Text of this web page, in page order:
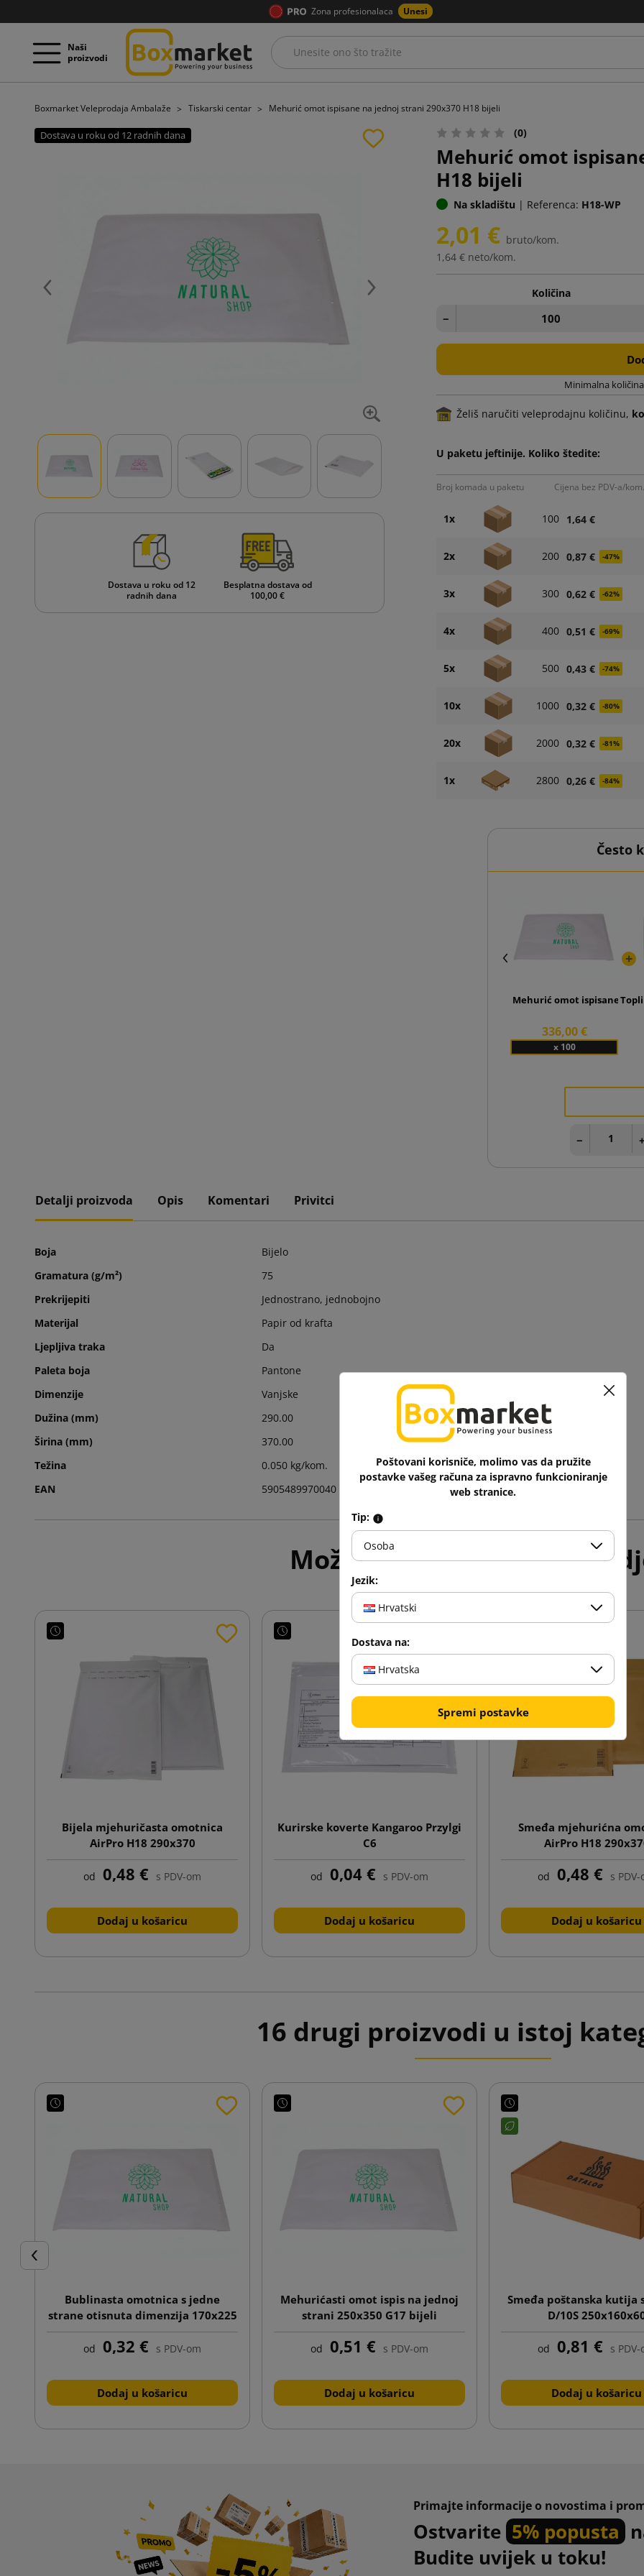
Zona profesionalaca Unesi
Naši
proizvodi
Boxmarket Veleprodaja Ambalaže Tiskarski centar Mehurić omot ispisane na jednoj strani 290x370 H18 bijeli
Dostava u roku od 12 radnih dana
Prije Dalje
Dostava u roku od 12
radnih dana
Besplatna dostava od
100,00 €
(0)
Mehurić omot
H18 bijeli
Na skladištu | Referenca: H18-WP
2,01 € bruto/kom.
1,64 € neto/kom.
Količina
−
Minimalna
Želiš naručiti veleprodajnu količinu,
U paketu jeftinije. Koliko štedite:
Broj komada u paketu Cijena bez PDV-a/kom.
1x 100 1,64 €
2x 200 0,87 € -47%
3x 300 0,62 € -62%
4x 400 0,51 € -69%
5x 500 0,43 € -74%
10x 1000 0,32 € -80%
20x 2000 0,32 € -81%
1x 2800 0,26 € -84%
Često
Mehurić omot ispisane na
336,00 €
x 100
−
Detalji proizvoda Opis Komentari Privitci
Boja
Bijelo
Gramatura (g/m²)
75
Prekrijepiti
Jednostrano, jednobojno
Materijal
Papir od krafta
Ljepljiva traka
Da
Paleta boja
Pantone
Dimenzije
Vanjske
Dužina (mm)
290.00
Širina (mm)
370.00
Težina
0.050 kg/kom.
EAN
5905489970040
Možda će Vam se i ovo
Bijela mjehuričasta omotnica
AirPro H18 290x370
od 0,48 € s PDV-om
Dodaj u košaricu
Kurirske koverte Kangaroo Przylgi
C6
od 0,04 € s PDV-om
Dodaj u košaricu
Smeđa mjehurićna
AirPro H18
od 0,48 € s
Dodaj u košaricu
16 drugi proizvodi u istoj
Prije
Bublinasta omotnica s jedne
strane otisnuta dimenzija 170x225
C13 bijela
od 0,32 € s PDV-om
Dodaj u košaricu
Mehurićasti omot ispis na jednoj
strani 250x350 G17 bijeli
od 0,51 € s PDV-om
Dodaj u košaricu
Smeđa poštanska kutija
D/10S
od 0,81 € s
Dodaj u košaricu
Primajte informacije o novostima i
Ostvarite 5% popusta
Budite uvijek u toku!
Poštovani korisniče, molimo vas da pružite
postavke vašeg računa za ispravno funkcioniranje
web stranice.
Tip:
Osoba
Jezik:
Hrvatski
Dostava na:
Hrvatska
Spremi postavke